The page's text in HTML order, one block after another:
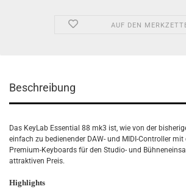
AUF DEN
Beschreibung
Das KeyLab Essential 88 mk3 ist, wie von der
einfach zu bedienender DAW- und MIDI-Controller
Premium-Keyboards für den Studio- und
attraktiven Preis.
Highlights